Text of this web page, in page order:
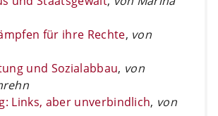
für ihre Rechte, von
und Sozialabbau, von
Links, aber unverbindlich, von